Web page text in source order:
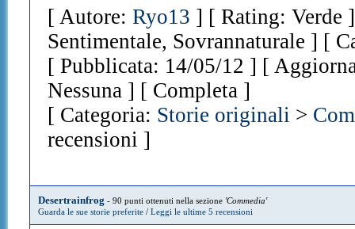
[ Autore: Ryo13 ] [ Rating: Verde
Sentimentale, Sovrannaturale ] [
[ Pubblicata: 14/05/12 ] [
Nessuna ] [ Completa ]
[ Categoria: Storie originali >
recensioni ]
Desertrainfrog - 90 punti ottenuti nella sezione 'Commedia'
Guarda le sue storie preferite/ Leggi le ultime 5 recensioni